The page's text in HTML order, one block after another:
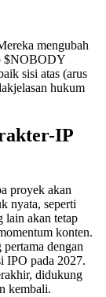
mengubah
$NOBODY
sisi atas (arus
hukum
IP
proyek akan
nyata, seperti
lain akan tetap
konten.
dengan
IPO pada 2027.
didukung
kembali.